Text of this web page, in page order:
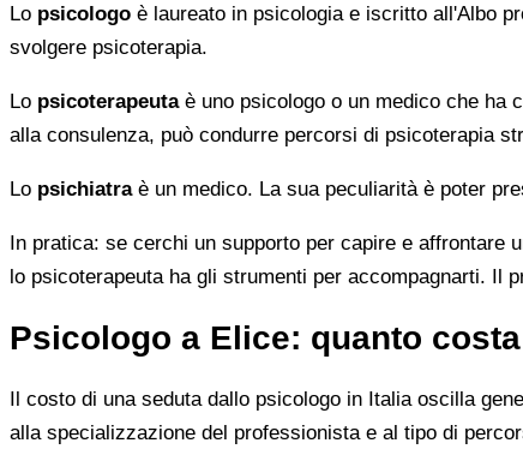
Lo psicologo è laureato in psicologia e iscritto all'Albo
svolgere psicoterapia.
Lo psicoterapeutaè uno psicologo o un medico che ha
alla consulenza, può condurre percorsi di psicoterapia
Lo psichiatraè un medico. La sua peculiarità è poter
In pratica: se cerchi un supporto per capire e affrontare
lo psicoterapeuta ha gli strumenti per accompagnarti. Il
Psicologo a Elice: quanto
Il costo di una seduta dallo psicologo in Italia oscilla
alla specializzazione del professionista e al tipo di